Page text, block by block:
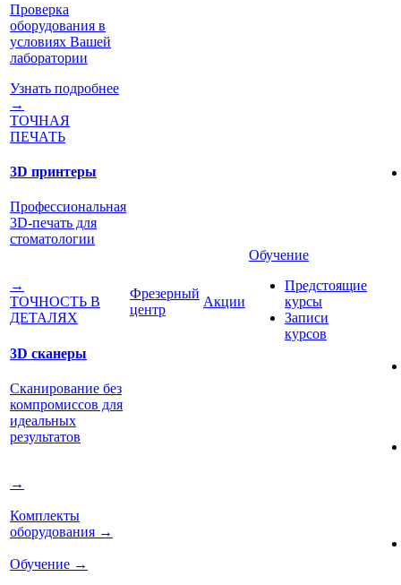
Проверка
оборудования в
условиях Вашей
лаборатории
Узнать подробнее
→
ТОЧНАЯ
ПЕЧАТЬ
3D принтеры
Профессиональная
3D-печать для
стоматологии
→
ТОЧНОСТЬ В
ДЕТАЛЯХ
3D сканеры
Сканирование без
компромиссов для
идеальных
результатов
→
Комплекты
оборудования →
Обучение →
Фрезерный
центр
Акции
Обучение
Предстоящие
курсы
Записи
курсов